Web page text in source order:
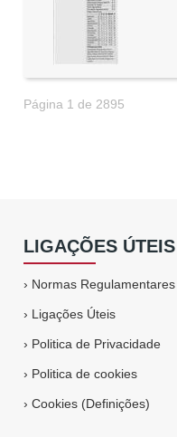
Página 1 de 2895
LIGAÇÕES ÚTEIS
› Normas Regulamentares
› Ligações Úteis
› Politica de Privacidade
› Politica de cookies
›Cookies (Definições)